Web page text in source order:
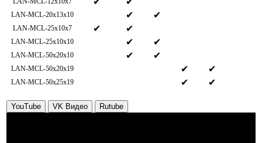
LAN-MCL-20x13x10 ✔ ✔
LAN-MCL-25x10x7 ✔ ✔
LAN-MCL-25x10x10 ✔ ✔
LAN-MCL-50x20x10 ✔ ✔
LAN-MCL-50x20x19 ✔ ✔
LAN-MCL-50x25x19 ✔ ✔
YouTube VK Видео Rutube